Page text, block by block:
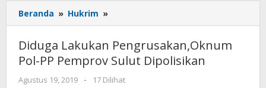
Beranda » Hukrim »
Lakukan
Pengrusakan,Oknum
Pol-
PP
Pemprov
Diduga Lakukan Pengrusakan,Oknum
Pol-PP Pemprov Sulut Dipolisikan
Agustus 19, 2019
oleh
-
17 Dilihat